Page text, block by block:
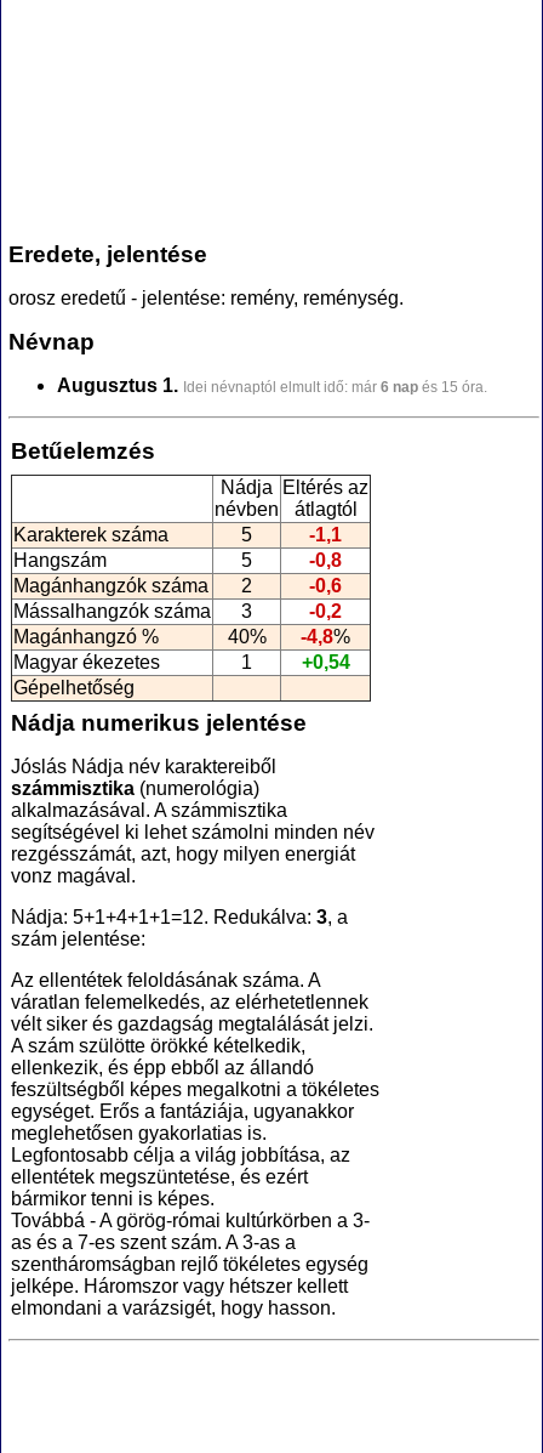
Eredete, jelentése
orosz eredetű - jelentése: remény, reménység.
Névnap
Augusztus 1. Idei névnaptól elmult idő: már 6 nap és 15 óra.
Betűelemzés
Nádja
névben
Eltérés az
átlagtól
Karakterek száma
5
-1,1
Hangszám
5
-0,8
Magánhangzók száma
2
-0,6
Mássalhangzók száma
3
-0,2
Magánhangzó %
40% -4,8%
Magyar ékezetes
1
+0,54
Gépelhetőség
Nádja numerikus jelentése
Jóslás Nádja név karaktereiből
számmisztika (numerológia)
alkalmazásával. A számmisztika
segítségével ki lehet számolni minden név
rezgésszámát, azt, hogy milyen energiát
vonz magával.
Nádja: 5+1+4+1+1=12. Redukálva: 3, a
szám jelentése:
Az ellentétek feloldásának száma. A
váratlan felemelkedés, az elérhetetlennek
vélt siker és gazdagság megtalálását jelzi.
A szám szülötte örökké kételkedik,
ellenkezik, és épp ebből az állandó
feszültségből képes megalkotni a tökéletes
egységet. Erős a fantáziája, ugyanakkor
meglehetősen gyakorlatias is.
Legfontosabb célja a világ jobbítása, az
ellentétek megszüntetése, és ezért
bármikor tenni is képes.
Továbbá - A görög-római kultúrkörben a 3-
as és a 7-es szent szám. A 3-as a
szentháromságban rejlő tökéletes egység
jelképe. Háromszor vagy hétszer kellett
elmondani a varázsigét, hogy hasson.